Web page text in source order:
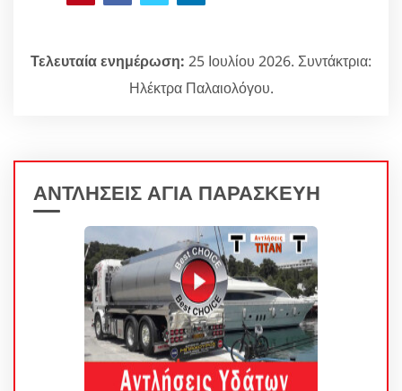
Τελευταία ενημέρωση: 25 Ιουλίου 2026. Συντάκτρια:
Ηλέκτρα Παλαιολόγου.
ΑΝΤΛΗΣΕΙΣ ΑΓΙΑ ΠΑΡΑΣΚΕΥΗ